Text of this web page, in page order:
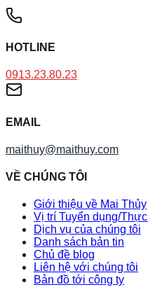
HOTLINE
0913.23.80.23
EMAIL
maithuy@maithuy.com
VỀ CHÚNG TÔI
Giới thiệu về Mai Thủy
Vị trí Tuyển dụng/
Dịch vụ của chúng tôi
Danh sách bản tin
Chủ đề blog
Liên hệ với chúng tôi
Bản đồ tới công ty